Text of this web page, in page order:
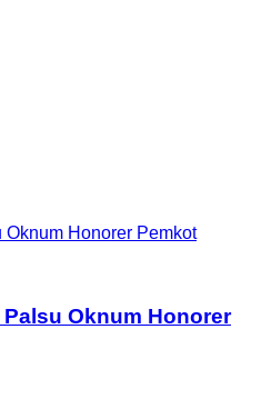
Honorer Pemkot
Oknum Honorer